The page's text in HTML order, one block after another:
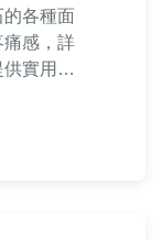
的各種面
痛感，詳
實用的
解答，